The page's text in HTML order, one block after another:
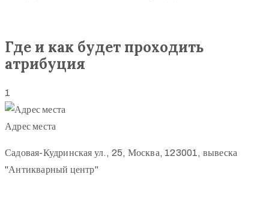
Где и как будет проходить
атрибуция
1
Адрес места
Садовая-Кудринская ул., 25, Москва, 123001, вывеска
"Антикварный центр"